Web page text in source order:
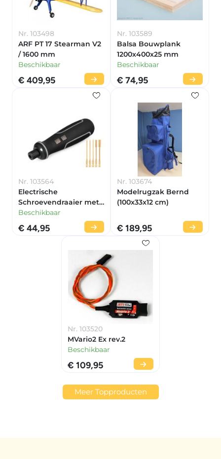
Nr. 103498
ARF PT 17 Stearman V2
/ 1600 mm
Beschikbaar
€ 409,95
Nr. 103589
Balsa Bouwplank
1200x400x25 mm
Beschikbaar
€ 74,95
Nr. 103564
Electrische
Schroevendraaier met
Set van 5 Bitjes
Beschikbaar
€ 44,95
Nr. 103674
Modelrugzak Bernd
(100x33x12 cm)
€ 189,95
Nr. 103520
MVario2 Ex rev.2
Beschikbaar
€ 109,95
Meer Topproducten